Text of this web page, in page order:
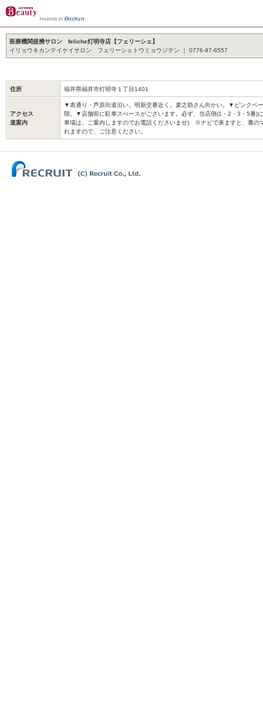
医療機関提携サロン feliche灯明寺店【フェリーシェ】
イリョウキカンテイケイサロン フェリーシェトウミョウジテン ｜ 0776-97-6557
住所 福井県福井市灯明寺１丁目1401
アクセス
道案内
▼表通り・芦原街道沿い。明新交番近く。麦之助さん向かい。▼ピンクベ
階。▼店舗前に駐車スぺースがございます。必ず、当店側(1・2・3・5番)
車場は、ご案内しますのでお電話くださいませ) ※ナビで来ますと、裏の
れますので、ご注意ください。